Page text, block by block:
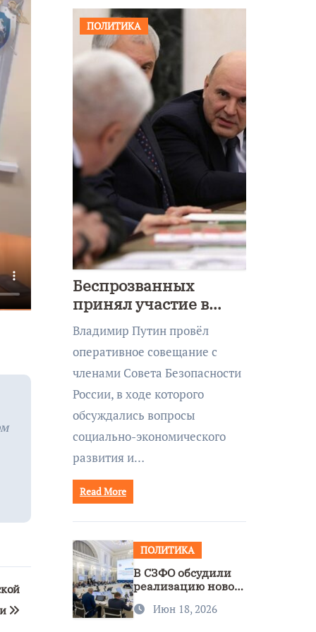
ПОЛИТИКА
Беспрозванных
принял участие в
совещании Совбеза
под руководством
Путина
Владимир Путин провёл
оперативное совещание с
членами Совета Безопасности
России, в ходе которого
обсуждались вопросы
социально-экономического
развития и…
Read More
ПОЛИТИКА
В СЗФО обсудили
реализацию новой
нацполитики
Июн 18, 2026